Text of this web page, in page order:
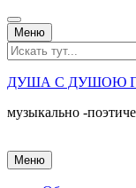
Меню Перейти
к
содержанию
Искать:
ДУША С ДУШОЮ
музыкально -
Меню Перейти
к